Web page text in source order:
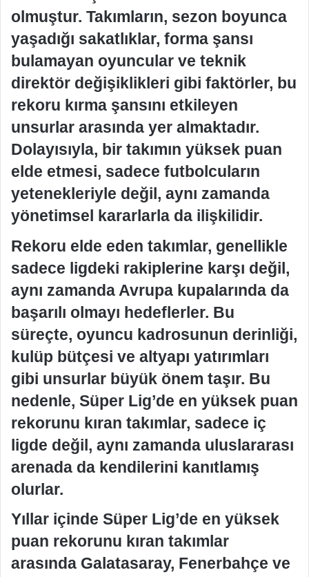
olmuştur. Takımların, sezon boyunca
yaşadığı sakatlıklar, forma şansı
bulamayan oyuncular ve teknik
direktör değişiklikleri gibi faktörler, bu
rekoru kırma şansını etkileyen
unsurlar arasında yer almaktadır.
Dolayısıyla, bir takımın yüksek puan
elde etmesi, sadece futbolcuların
yetenekleriyle değil, aynı zamanda
yönetimsel kararlarla da ilişkilidir.
Rekoru elde eden takımlar, genellikle
sadece ligdeki rakiplerine karşı değil,
aynı zamanda Avrupa kupalarında da
başarılı olmayı hedeflerler. Bu
süreçte, oyuncu kadrosunun derinliği,
kulüp bütçesi ve altyapı yatırımları
gibi unsurlar büyük önem taşır. Bu
nedenle, Süper Lig’de en yüksek puan
rekorunu kıran takımlar, sadece iç
ligde değil, aynı zamanda uluslararası
arenada da kendilerini kanıtlamış
olurlar.
Yıllar içinde Süper Lig’de en yüksek
puan rekorunu kıran takımlar
arasında Galatasaray, Fenerbahçe ve